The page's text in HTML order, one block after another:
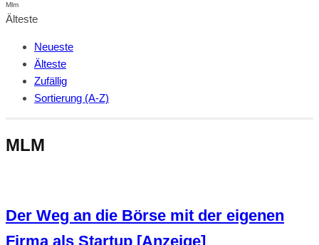
Mlm
Älteste
Neueste
Älteste
Zufällig
Sortierung (A-Z)
MLM
Der Weg an die Börse mit der eigenen
Firma als Startup [Anzeige]